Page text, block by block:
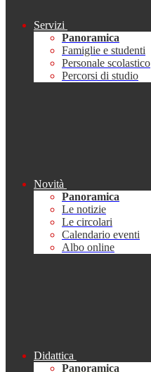
Servizi
Panoramica
Famiglie e studenti
Personale scolastico
Percorsi di studio
Novità
Panoramica
Le notizie
Le circolari
Calendario eventi
Albo online
Didattica
Panoramica